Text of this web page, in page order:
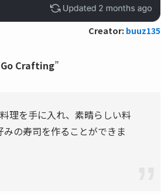
Creator:buuz135
Crafting”
理を手に入れ、素晴らしい料
の寿司を作ることができま